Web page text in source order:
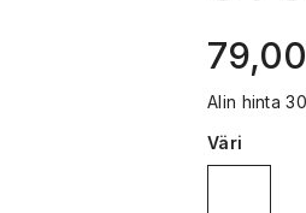
79,00
Alin hinta
Väri